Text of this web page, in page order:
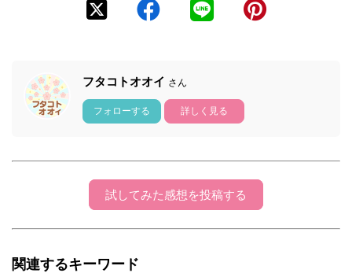
フタコトオオイ さん
フォローする 詳しく見る
試してみた感想を投稿する
関連するキーワード